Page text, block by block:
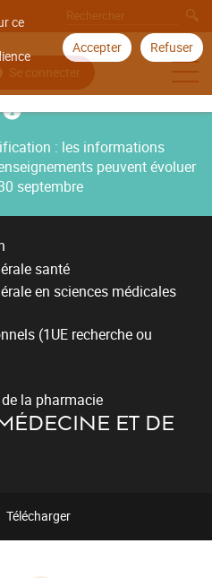
ce
Accepter Refuser
Se connecter
: les informations
peuvent évoluer
septembre
santé
en sciences médicales
(1UE recherche ou
la pharmacie
ET DE
Télécharger